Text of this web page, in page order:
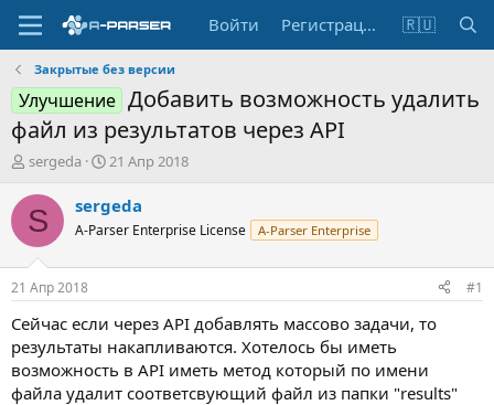
Войти Регистрация 🇷🇺
Закрытые без версии
Улучшение Добавить возможность удалить
файл из результатов через API
А
т
о
т
е
м
ы
sergeda
Д
т
а
н
а
л
21 Апр 2018
S sergeda
A-Parser Enterprise License A-Parser Enterprise
21 Апр 2018 #1
Сейчас если через API добавлять массово задачи, то
результаты накапливаются. Хотелось бы иметь
возможность в API иметь метод который по имени
файла удалит соответсвующий файл из папки "results"